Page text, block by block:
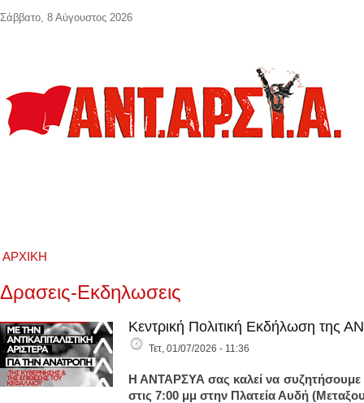
ΑΡΧΙΚΉ
Δρασεις-Εκδηλωσεις
Κεντρική Πολιτική Εκδήλωση
Τετ, 01/07/2026 - 11:36
Η ΑΝΤΑΡΣΥΑ σας καλεί να συζητήσουμε
στις 7:00 μμ στην Πλατεία Αυδή
Σάββατο, 8 Αύγουστος 2026